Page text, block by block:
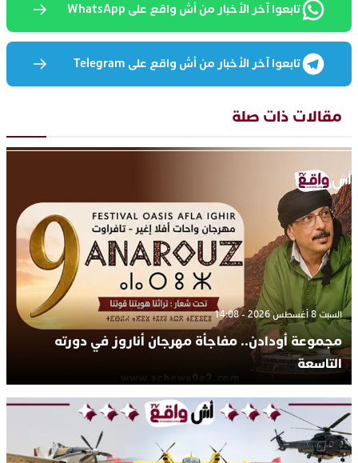
تابعوا آخر الأخبار من أش واقع على WhatsApp
تابعوا آخر الأخبار من أش واقع على Telegram
مقالات ذات صلة
السبت 8 أغسطس 2026 - 14:08
مجموعة أودادن.. مفاجأة مهرجان أناروز في دورته
التاسعة